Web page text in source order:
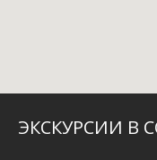
ЭКСКУРСИИ В